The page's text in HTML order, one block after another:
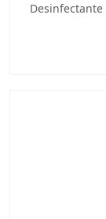
Desinfectante